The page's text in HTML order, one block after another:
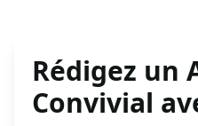
Rédigez un
Convivial